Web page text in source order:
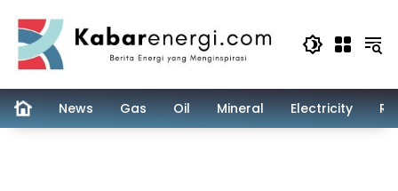
content
News Gas Oil Mineral Electricity